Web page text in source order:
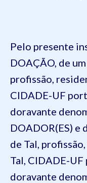
Pelo presente
DOAÇÃO, de
profissão,
CIDADE-UF
doravante
DOADOR(ES) e
de Tal,
Tal, CIDADE-
doravante